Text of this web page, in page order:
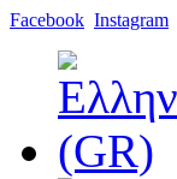
Facebook Instagram